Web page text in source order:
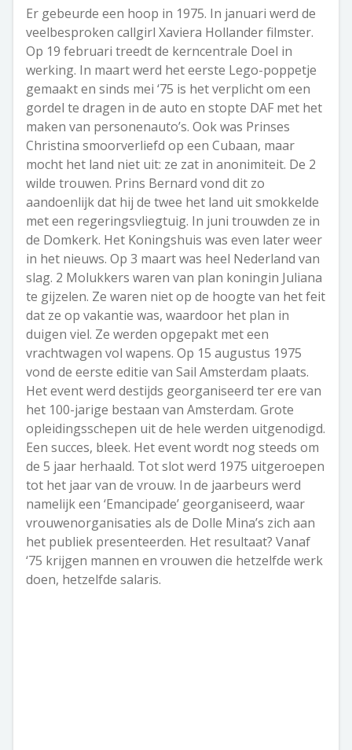
Er gebeurde een hoop in 1975. In januari werd de
veelbesproken callgirl Xaviera Hollander filmster.
Op 19 februari treedt de kerncentrale Doel in
werking. In maart werd het eerste Lego-poppetje
gemaakt en sinds mei ‘75 is het verplicht om een
gordel te dragen in de auto en stopte DAF met het
maken van personenauto’s. Ook was Prinses
Christina smoorverliefd op een Cubaan, maar
mocht het land niet uit: ze zat in anonimiteit. De 2
wilde trouwen. Prins Bernard vond dit zo
aandoenlijk dat hij de twee het land uit smokkelde
met een regeringsvliegtuig. In juni trouwden ze in
de Domkerk. Het Koningshuis was even later weer
in het nieuws. Op 3 maart was heel Nederland van
slag. 2 Molukkers waren van plan koningin Juliana
te gijzelen. Ze waren niet op de hoogte van het feit
dat ze op vakantie was, waardoor het plan in
duigen viel. Ze werden opgepakt met een
vrachtwagen vol wapens. Op 15 augustus 1975
vond de eerste editie van Sail Amsterdam plaats.
Het event werd destijds georganiseerd ter ere van
het 100-jarige bestaan van Amsterdam. Grote
opleidingsschepen uit de hele werden uitgenodigd.
Een succes, bleek. Het event wordt nog steeds om
de 5 jaar herhaald. Tot slot werd 1975 uitgeroepen
tot het jaar van de vrouw. In de jaarbeurs werd
namelijk een ‘Emancipade’ georganiseerd, waar
vrouwenorganisaties als de Dolle Mina’s zich aan
het publiek presenteerden. Het resultaat? Vanaf
‘75 krijgen mannen en vrouwen die hetzelfde werk
doen, hetzelfde salaris.